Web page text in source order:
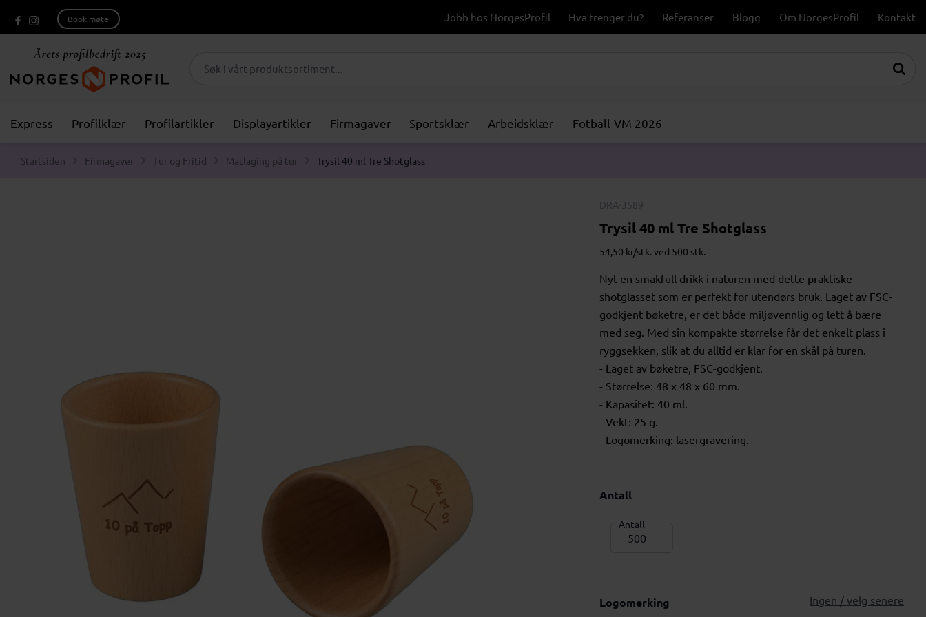
Book møte Jobb hos NorgesProfil Hva trenger du? Referanser Blogg Om NorgesProfil Kontakt
Express Profilklær Profilartikler Displayartikler Firmagaver Sportsklær Arbeidsklær Fotball-VM 2026
Startsiden Firmagaver Tur og Fritid Matlaging på tur Trysil 40 ml Tre Shotglass
DRA-3589
Trysil 40 ml Tre Shotglass
54,50 kr/stk. ved 500 stk.
Nyt en smakfull drikk i naturen med dette praktiske
shotglasset som er perfekt for utendørs bruk. Laget av FSC-
godkjent bøketre, er det både miljøvennlig og lett å bære
med seg. Med sin kompakte størrelse får det enkelt plass i
ryggsekken, slik at du alltid er klar for en skål på turen.
- Laget av bøketre, FSC-godkjent.
- Størrelse: 48 x 48 x 60 mm.
- Kapasitet: 40 ml.
- Vekt: 25 g.
- Logomerking: lasergravering.
Antall
Antall
Logomerking Ingen / velg senere